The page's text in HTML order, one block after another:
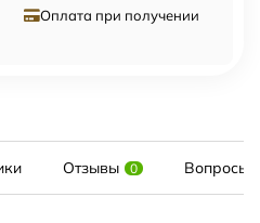
Оплата при получении
Отзывы 0 Вопросы